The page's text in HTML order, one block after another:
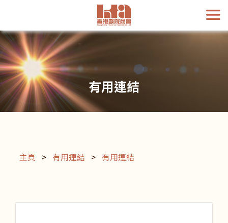
有用連結
主頁 > 有用連結 > 有用連結